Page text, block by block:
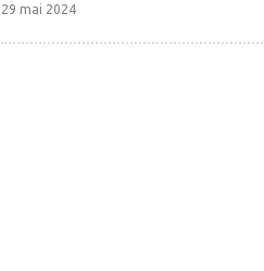
29 mai 2024